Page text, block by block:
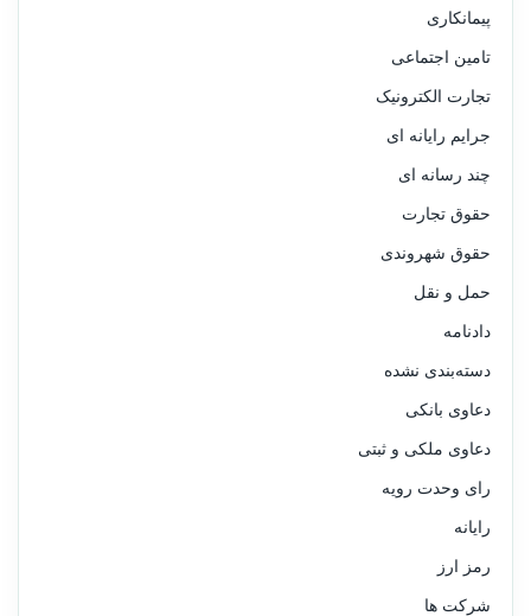
پیمانکاری
تامین اجتماعی
تجارت الکترونیک
جرایم رایانه ای
چند رسانه ای
حقوق تجارت
حقوق شهروندی
حمل و نقل
دادنامه
دسته‌بندی نشده
دعاوی بانکی
دعاوی ملکی و ثبتی
رای وحدت رویه
رایانه
رمز ارز
شرکت ها